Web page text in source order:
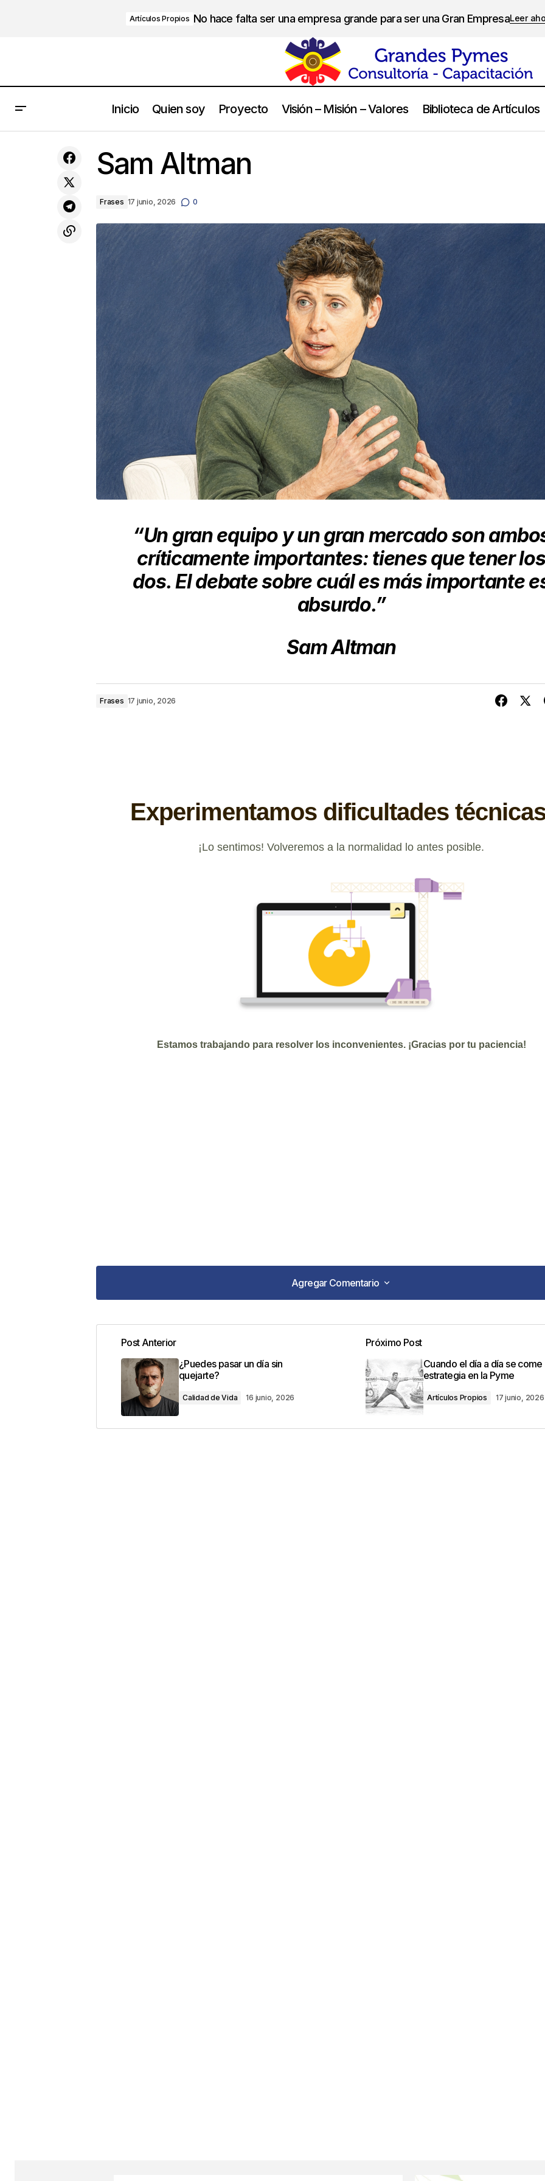
Artículos Propios No hace falta ser una empresa grande para ser una Gran EmpresaLeer
Inicio Quien soy Proyecto Visión – Misión – Valores Biblioteca de Artículos
¿Puedes pasar un día sin quejarte?Sam Altman
Frases 17 junio, 2026 0
“Un gran equipo y un gran mercado son
críticamente importantes: tienes que tener los
dos. El debate sobre cuál es más importante
absurdo.”
Sam Altman
Frases 17 junio, 2026
Agregar Comentario
Agregar Comentario
Tu dirección de correo electrónico no será publicada.
Los campos obligatorios están
con*
Comentario *
Post Anterior
¿Puedes pasar un día sin
quejarte?
Calidad de Vida 16 junio, 2026
Próximo Post
Cuando el día a día se come
estrategia en la Pyme
Artículos Propios 17 junio, 2026